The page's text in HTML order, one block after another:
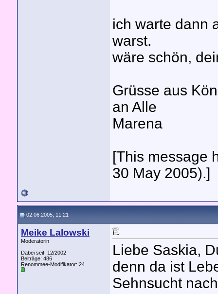
ich warte dann
warst.
wäre schön,
Grüsse aus
an Alle
Marena
[This message
30 May 2005).]
02.06.2005, 11:21
Meike Lalowski
Moderatorin
Dabei seit: 12/2002
Beiträge: 486
Renommee-Modifikator: 24
Liebe Saskia,
denn da ist
Sehnsucht